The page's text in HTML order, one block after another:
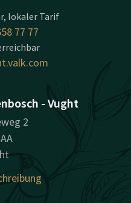
lokaler Tarif
77 77
- Vught
2